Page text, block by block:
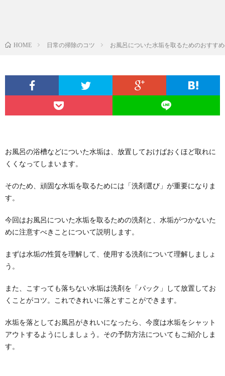
HOME 日常の掃除のコツ お風呂についた水垢を取るためのおすす
お風呂の浴槽などについた水垢は、放置しておけばおくほど取れに
くくなってしまいます。
そのため、頑固な水垢を取るためには「洗剤選び」が重要になりま
す。
今回はお風呂についた水垢を取るための洗剤と、水垢がつかないた
めに注意すべきことについて説明します。
まずは水垢の性質を理解して、使用する洗剤について理解しましょ
う。
また、こすっても落ちない水垢は洗剤を「パック」して放置してお
くことがコツ。これできれいに落とすことができます。
水垢を落としてお風呂がきれいになったら、今度は水垢をシャット
アウトするようにしましょう。その予防方法についてもご紹介しま
す。